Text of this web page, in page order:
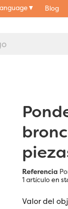
▼ Blog
Referencia
1 artículoen
Valor del